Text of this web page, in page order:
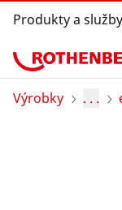
Produkty a služby
Produkty
Výrobky . . .